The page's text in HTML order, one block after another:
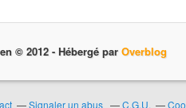
© 2012 - Hébergé par Overblog
Signaler un abus C.G.U.